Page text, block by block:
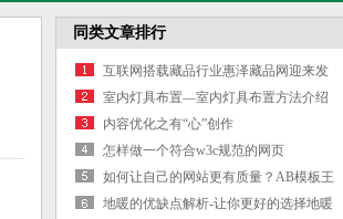
同类文章排行
互联网搭载藏品行业惠泽藏品网迎来发
展
室内灯具布置—室内灯具布置方法介绍
内容优化之有“心”创作
怎样做一个符合w3c规范的网页
如何让自己的网站更有质量？AB模板王
有
地暖的优缺点解析-让你更好的选择地暖